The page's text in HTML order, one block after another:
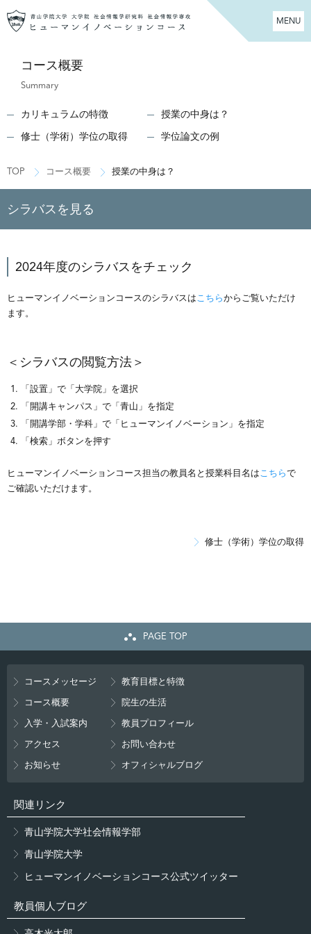
MENU
コース概要
Summary
カリキュラムの特徴
授業の中身は？
修士（学術）学位の取得
学位論文の例
TOP コース概要 授業の中身は？
シラバスを見る
2024年度のシラバスをチェック
ヒューマンイノベーションコースのシラバスはこちらからご覧いただけ
ます。
＜シラバスの閲覧方法＞
「設置」で「大学院」を選択
「開講キャンパス」で「青山」を指定
「開講学部・学科」で「ヒューマンイノベーション」を指定
「検索」ボタンを押す
ヒューマンイノベーションコース担当の教員名と授業科目名はこちらで
ご確認いただけます。
修士（学術）学位の取得
PAGE TOP
コースメッセージ
教育目標と特徴
コース概要
院生の生活
入学・入試案内
教員プロフィール
アクセス
お問い合わせ
お知らせ
オフィシャルブログ
関連リンク
青山学院大学社会情報学部
青山学院大学
ヒューマンイノベーションコース公式ツイッター
教員個人ブログ